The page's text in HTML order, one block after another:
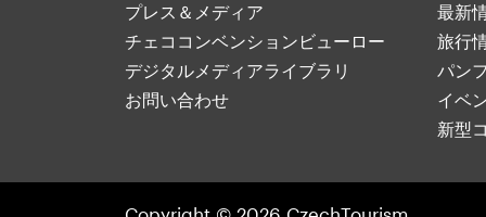
プレス＆メディア
チェココンベンションビューロー
デジタルメディアライブラリ
お問い合わせ
最新
旅行
パン
イベ
新型